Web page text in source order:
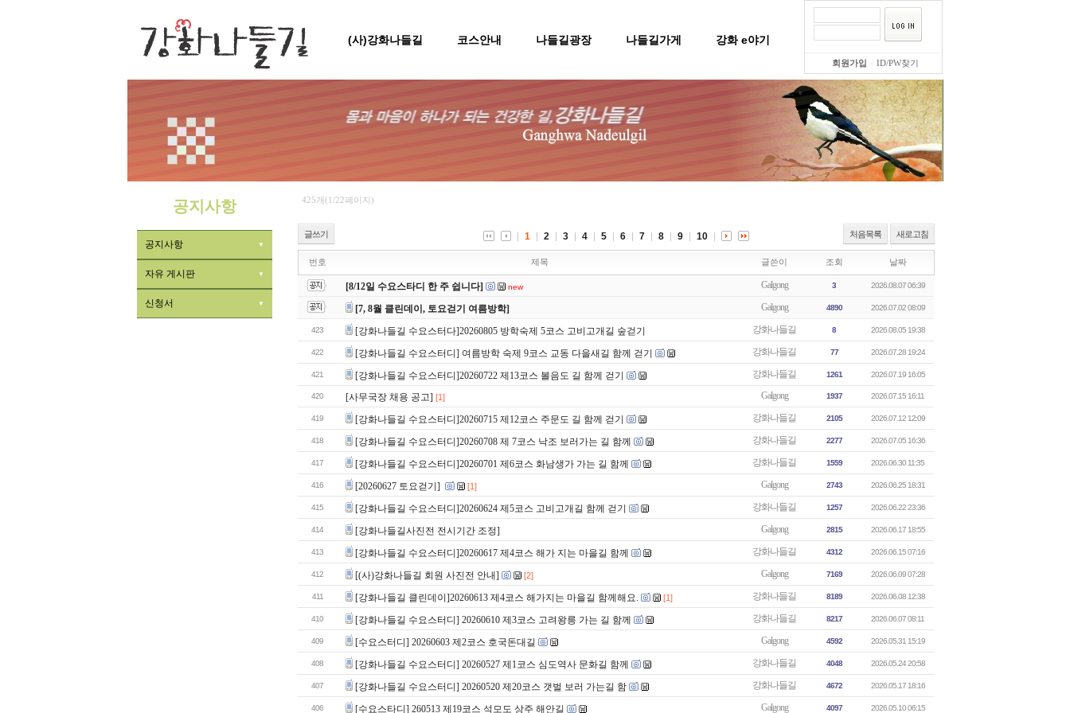
(사)강화나들길 코스안내 나들길광장 나들길가게 강화 e야기
회원가입 ID/PW찾기
공지사항
공지사항
자유 게시판
신청서
425개(1/22페이지)
글쓰기 처음목록 새로고침
1 2 3 4 5 6 7 8 9 10
번호 제목 글쓴이 조회 날짜
[8/12일 수요스타디 한 주 쉽니다] new Galgong 3 2026.08.07 06:39
[7, 8월 클린데이, 토요걷기 여름방학] Galgong 4890 2026.07.02 08:09
423 [강화나들길 수요스터다]20260805 방학숙제 5코스 고비고개길 숲걷기 강화나들길 8 2026.08.05 19:38
422 [강화나들길 수요스터디] 여름방학 숙제 9코스 교동 다을새길 함께 걷기 강화나들길 77 2026.07.28 19:24
421 [강화나들길 수요스터디]20260722 제13코스 볼음도 길 함께 걷기 강화나들길 1261 2026.07.19 16:05
420 [사무국장 채용 공고] [1] Galgong 1937 2026.07.15 16:11
419 [강화나들길 수요스터디]20260715 제12코스 주문도 길 함께 걷기 강화나들길 2105 2026.07.12 12:09
418 [강화나들길 수요스터디]20260708 제 7코스 낙조 보러가는 길 함께 강화나들길 2277 2026.07.05 16:36
417 [강화나들길 수요스터디]20260701 제6코스 화남생가 가는 길 함께 강화나들길 1559 2026.06.30 11:35
416 [20260627 토요걷기] [1] Galgong 2743 2026.06.25 18:31
415 [강화나들길 수요스터디]20260624 제5코스 고비고개길 함께 걷기 강화나들길 1257 2026.06.22 23:36
414 [강화나들길사진전 전시기간 조정] Galgong 2815 2026.06.17 18:55
413 [강화나들길 수요스터디]20260617 제4코스 해가 지는 마을길 함께 강화나들길 4312 2026.06.15 07:16
412 [(사)강화나들길 회원 사진전 안내] [2] Galgong 7169 2026.06.09 07:28
411 [강화나들길 클린데이]20260613 제4코스 해가지는 마을길 함께해요. [1] 강화나들길 8189 2026.06.08 12:38
410 [강화나들길 수요스터디] 20260610 제3코스 고려왕릉 가는 길 함께 강화나들길 8217 2026.06.07 08:11
409 [수요스터디] 20260603 제2코스 호국돈대길 Galgong 4592 2026.05.31 15:19
408 [강화나들길 수요스터디] 20260527 제1코스 심도역사 문화길 함께 강화나들길 4048 2026.05.24 20:58
407 [강화나들길 수요스터디] 20260520 제20코스 갯벌 보러 가는길 함 강화나들길 4672 2026.05.17 18:16
406 [수요스타디] 260513 제19코스 석모도 상주 해안길 Galgong 4097 2026.05.10 06:15